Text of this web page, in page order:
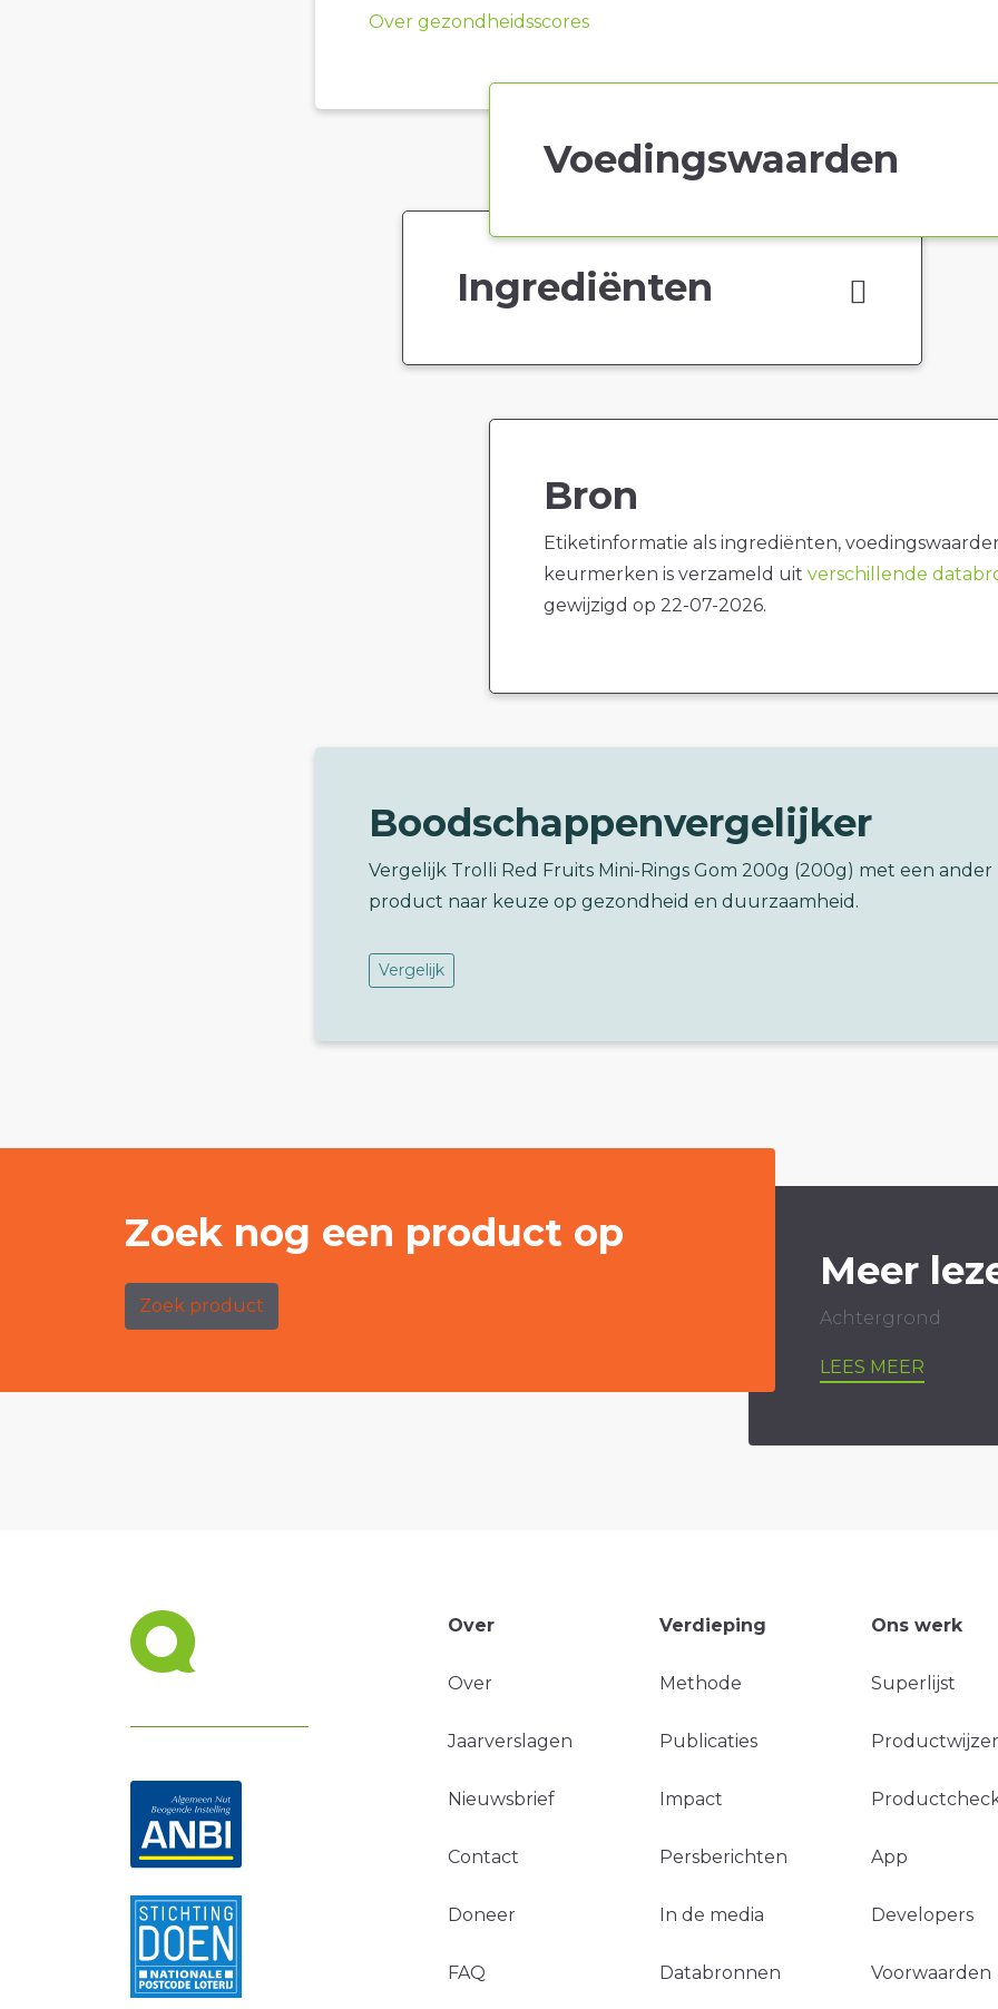
Over gezondheidsscores
Voedingswaarden
Ingrediënten
Bron
Etiketinformatie als ingrediënten,
keurmerken is verzameld uit verschillende
gewijzigd op 22-07-2026.
Boodschappenvergelijker
Vergelijk Trolli Red Fruits Mini-Rings Gom 200g (200g) met een ander
product naar keuze op gezondheid en duurzaamheid.
Vergelijk
Zoek nog een product op
Zoek product
Meer
Achtergrond
LEES MEER
Over
Over
Jaarverslagen
Nieuwsbrief
Contact
Doneer
FAQ
Verdieping
Methode
Publicaties
Impact
Persberichten
In de media
Databronnen
Ons werk
Superlijst
App
Developers
Voorwaarden